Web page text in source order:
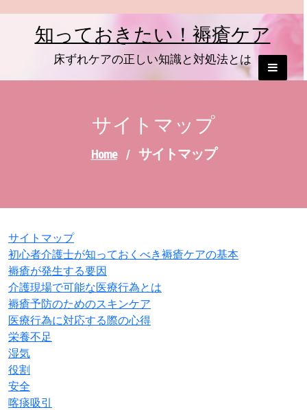
知っておきたい！褥瘡ケア
床ずれケアの正しい知識と対処法とは
サイトマップ
Home / サイトマップ
サイトマップ
初心者介護士が知っておくべき褥瘡ケアの基本
褥瘡が発生する要因
介護現場で可能な医療行為とは
褥瘡予防のためのスキンケア
医療行為に対応する際の心得
栄養不足
湿気
役割
安全
喀痰吸引